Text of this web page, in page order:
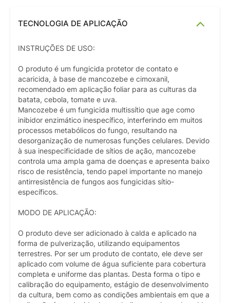
TECNOLOGIA DE APLICAÇÃO
INSTRUÇÕES DE USO:
O produto é um fungicida protetor de contato e
acaricida, à base de mancozebe e cimoxanil,
recomendado em aplicação foliar para as culturas da
batata, cebola, tomate e uva.
Mancozebe é um fungicida multissítio que age como
inibidor enzimático inespecífico, interferindo em muitos
processos metabólicos do fungo, resultando na
desorganização de numerosas funções celulares. Devido
à sua inespecificidade de sítios de ação, mancozebe
controla uma ampla gama de doenças e apresenta baixo
risco de resistência, tendo papel importante no manejo
antirresistência de fungos aos fungicidas sítio-
específicos.
MODO DE APLICAÇÃO:
O produto deve ser adicionado à calda e aplicado na
forma de pulverização, utilizando equipamentos
terrestres. Por ser um produto de contato, ele deve ser
aplicado com volume de água suficiente para cobertura
completa e uniforme das plantas. Desta forma o tipo e
calibração do equipamento, estágio de desenvolvimento
da cultura, bem como as condições ambientais em que a